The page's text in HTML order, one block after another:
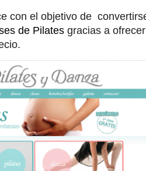
con el objetivo de
de Pilates gracias a